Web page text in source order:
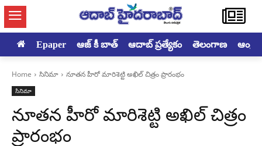
Epaper ఆజ్ కీ బాత్ ఆదాబ్ ప్రత్యేకం తెలంగాణ
Home సినిమా నూతన హీరో మారిశెట్టి అఖిల్ చిత్రం ప్రారంభం
సినిమా
నూతన హీరో మారిశెట్టి అఖిల్ చిత్రం
ప్రారంభం